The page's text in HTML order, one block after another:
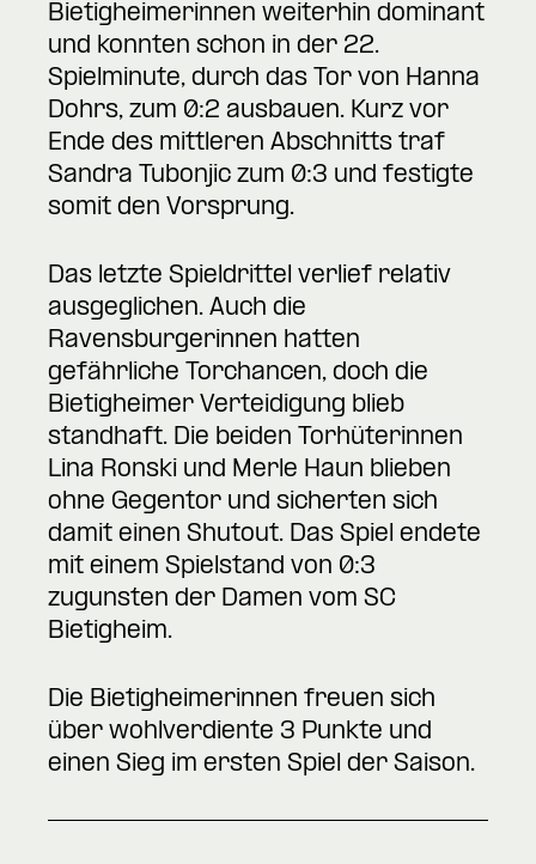
Bietigheimerinnen weiterhin dominant
und konnten schon in der 22.
Spielminute, durch das Tor von Hanna
Dohrs, zum 0:2 ausbauen. Kurz vor
Ende des mittleren Abschnitts traf
Sandra Tubonjic zum 0:3 und festigte
somit den Vorsprung.
Das letzte Spieldrittel verlief relativ
ausgeglichen. Auch die
Ravensburgerinnen hatten
gefährliche Torchancen, doch die
Bietigheimer Verteidigung blieb
standhaft. Die beiden Torhüterinnen
Lina Ronski und Merle Haun blieben
ohne Gegentor und sicherten sich
damit einen Shutout. Das Spiel endete
mit einem Spielstand von 0:3
zugunsten der Damen vom SC
Bietigheim.
Die Bietigheimerinnen freuen sich
über wohlverdiente 3 Punkte und
einen Sieg im ersten Spiel der Saison.